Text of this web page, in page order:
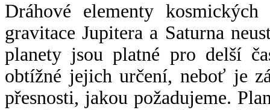
Dráhové elementy
gravitace Jupitera a Saturna
planety jsou platné pro delší
obtížné jejich určení, neboť je
přesnosti, jakou požadujeme.